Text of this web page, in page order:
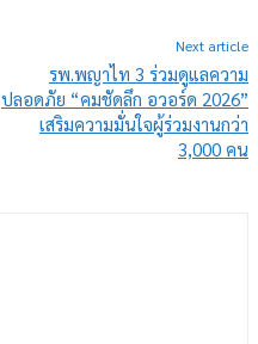
Next article
รพ.พญาไท 3 ร่วมดูแลความ
ปลอดภัย “คมชัดลึก อวอร์ด 2026”
เสริมความมั่นใจผู้ร่วมงานกว่า
3,000 คน